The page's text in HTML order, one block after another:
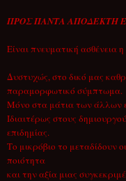
ΠΡΟΣ ΠΑΝΤΑ ΑΠΟΔΕΚΤΗ
Είναι πνευματική ασθένεια
Δυστυχώς, στο δικό μας
παραμορφωτικό σύμπτωμα.
Μόνο στα μάτια των άλλων
Ιδιαιτέρως στους
επιδημίας.
Το μικρόβιο το μεταδίδουν
ποιότητα
και την αξία μιας